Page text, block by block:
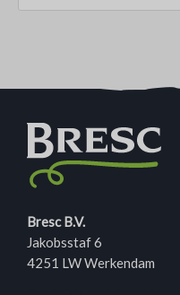
Bresc B.V.
Jakobsstaf 6
4251 LW Werkendam